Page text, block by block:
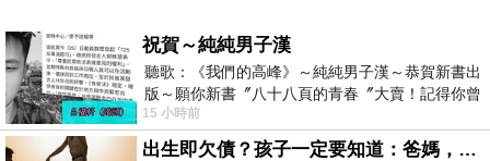
祝賀～純純男子漢
聽歌：《我們的高峰》～純純男子漢～恭賀新書出
版～願你新書〞八十八頁的青春〞大賣！記得你曾
經在我的版留言…「好讚的圖^^感覺大家
15 小時前
出生即欠債？孩子一定要知道：爸媽，其實我不欠你們